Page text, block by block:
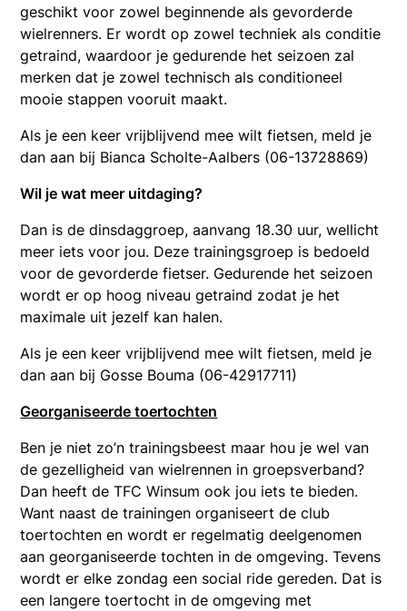
geschikt voor zowel beginnende als gevorderde
wielrenners. Er wordt op zowel techniek als conditie
getraind, waardoor je gedurende het seizoen zal
merken dat je zowel technisch als conditioneel
mooie stappen vooruit maakt.
Als je een keer vrijblijvend mee wilt fietsen, meld je
dan aan bij Bianca Scholte-Aalbers (06-13728869)
Wil je wat meer uitdaging?
Dan is de dinsdaggroep, aanvang 18.30 uur, wellicht
meer iets voor jou. Deze trainingsgroep is bedoeld
voor de gevorderde fietser. Gedurende het seizoen
wordt er op hoog niveau getraind zodat je het
maximale uit jezelf kan halen.
Als je een keer vrijblijvend mee wilt fietsen, meld je
dan aan bij Gosse Bouma (06-42917711)
Georganiseerde toertochten
Ben je niet zo’n trainingsbeest maar hou je wel van
de gezelligheid van wielrennen in groepsverband?
Dan heeft de TFC Winsum ook jou iets te bieden.
Want naast de trainingen organiseert de club
toertochten en wordt er regelmatig deelgenomen
aan georganiseerde tochten in de omgeving. Tevens
wordt er elke zondag een social ride gereden. Dat is
een langere toertocht in de omgeving met